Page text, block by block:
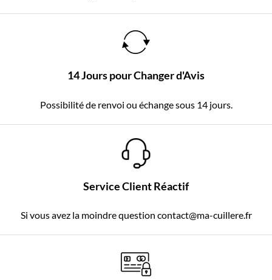
14 Jours pour Changer d'Avis
Possibilité de renvoi ou échange sous 14 jours.
Service Client Réactif
Si vous avez la moindre question contact@ma-cuillere.fr